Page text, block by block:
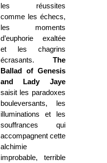
les réussites
comme les échecs,
les moments
d’euphorie exaltée
et les chagrins
écrasants. The
Ballad of Genesis
and Lady Jaye
saisit les paradoxes
bouleversants, les
illuminations et les
souffrances qui
accompagnent cette
alchimie
improbable, terrible